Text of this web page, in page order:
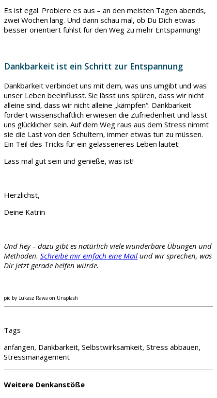
Es ist egal. Probiere es aus – an den meisten Tagen abends,
zwei Wochen lang. Und dann schau mal, ob Du Dich etwas
besser orientiert fühlst für den Weg zu mehr Entspannung!
Dankbarkeit ist ein Schritt zur Entspannung
Dankbarkeit verbindet uns mit dem, was uns umgibt und was
unser Leben beeinflusst. Sie lässt uns spüren, dass wir nicht
alleine sind, dass wir nicht alleine „kämpfen“. Dankbarkeit
fördert wissenschaftlich erwiesen die Zufriedenheit und lässt
uns glücklicher sein. Auf dem Weg raus aus dem Stress nimmt
sie die Last von den Schultern, immer etwas tun zu müssen.
Ein Teil des Tricks für ein gelasseneres Leben lautet:
Lass mal gut sein und genieße, was ist!
Herzlichst,
Deine Katrin
Und hey – dazu gibt es natürlich viele wunderbare Übungen und
Methoden. Schreibe mir einfach eine Mail und wir sprechen, was
Dir jetzt gerade helfen würde.
pic by Lukasz Rawa on Unsplash
Tags
anfangen, Dankbarkeit, Selbstwirksamkeit, Stress abbauen,
Stressmanagement
Weitere Denkanstöße